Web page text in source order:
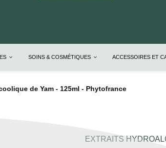
SOINS & COSMÉTIQUES ACCESSOIRES ET
de Yam - 125ml - Phytofrance
EXTRAITS